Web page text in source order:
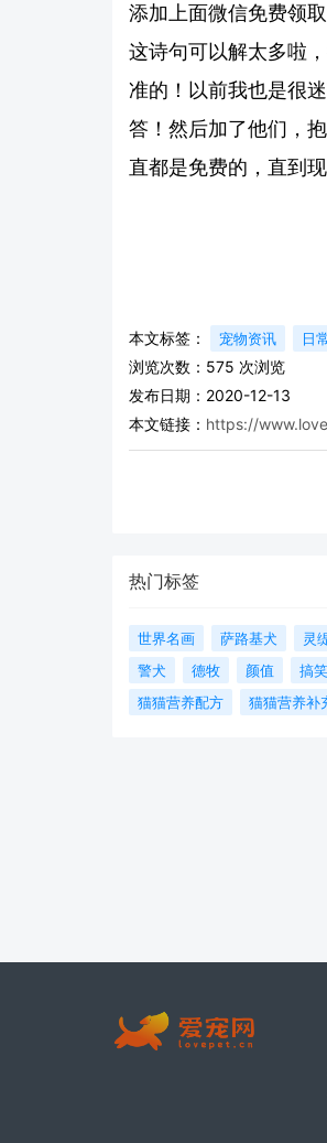
添加上面微信免费领
这诗句可以解太多啦
准的！以前我也是很
答！然后加了他们，
直都是免费的，直到
本文标签： 宠物资讯 日
浏览次数： 575 次浏览
发布日期：2020-12-13
本文链接： https://
热门标签
世界名画 萨路基犬 灵
警犬
德牧 颜值 搞笑
猫猫营养配方
猫猫营养补